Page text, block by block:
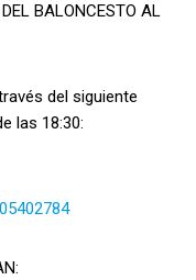
BALONCESTO AL
del siguiente
las 18:30: